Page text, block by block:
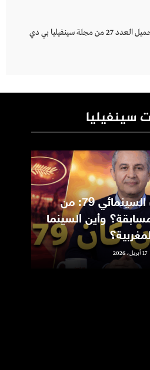
تحميل العدد 27 من مجلة سينفيليا بي دي
سينفيليا
مهرجان كان السينمائي 79: من
وأين السينما
17 أبريل، 2026